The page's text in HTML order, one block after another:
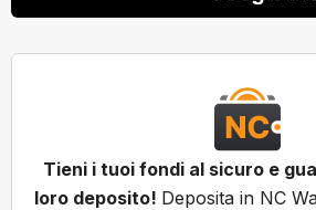
Tieni i tuoi fondi al sicuro e
loro deposito! Deposita in NC